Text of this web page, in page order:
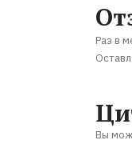
Раз в
Вы